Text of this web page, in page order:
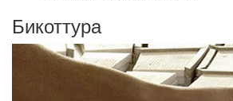
Бикоттура